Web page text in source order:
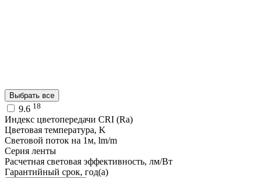
Выбрать все
9.6 18
Индекс цветопередачи CRI (Ra)
Цветовая температура, K
Световой поток на 1м, lm/m
Серия ленты
Расчетная световая эффективность, лм/Вт
Гарантийный срок, год(а)